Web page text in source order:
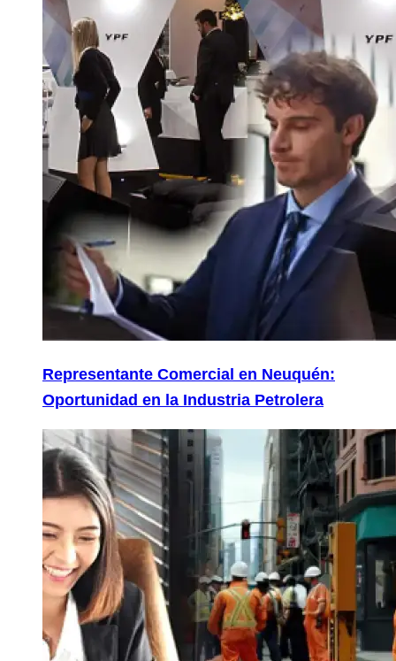
Representante Comercial en Neuquén:
Oportunidad en la Industria Petrolera